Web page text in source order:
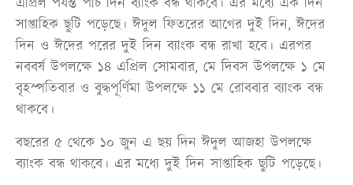
সাপ্তাহিক ছুটি পড়েছে। ঈদুল ফিতরের আগের দুই দিন, ঈদের
দিন ও ঈদের পরের দুই দিন ব্যাংক বন্ধ রাখা হবে। এরপর
নববর্ষ উপলক্ষে ১৪ এপ্রিল সোমবার, মে দিবস উপলক্ষে ১ মে
বৃহস্পতিবার ও বুদ্ধপূর্ণিমা উপলক্ষে ১১ মে রোববার ব্যাংক বন্ধ
থাকবে।
বছরের ৫ থেকে ১০ জুন এ ছয় দিন ঈদুল আজহা উপলক্ষে
ব্যাংক বন্ধ থাকবে। এর মধ্যে দুই দিন সাপ্তাহিক ছুটি পড়েছে।